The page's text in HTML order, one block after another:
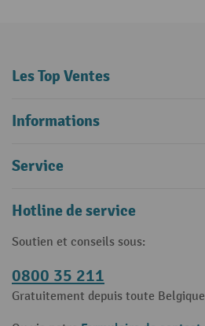
Les Top Ventes
Informations
Service
Hotline de service
Soutien et conseils sous:
0800 35 211
Gratuitement depuis toute Belgique